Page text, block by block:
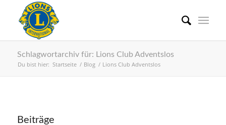
Schlagwortarchiv für: Lions Club Adventslos
Du bist hier: Startseite / Blog / Lions Club Adventslos
Beiträge